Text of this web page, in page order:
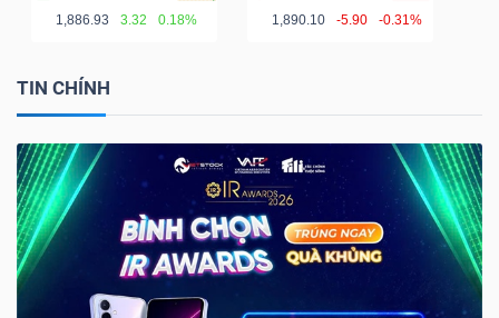
1,886.93 3.32 0.18% 1,890.10 -5.90 -0.31%
TIN CHÍNH